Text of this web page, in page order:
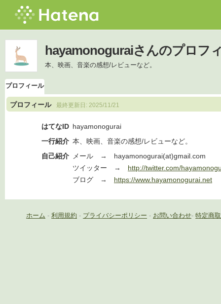
hayamonoguraiさんのプロフ
本、映画、音楽の感想/レビューなど。
プロフィール
プロフィール 最終更新日: 2025/11/21
はてなID hayamonogurai
一行紹介 本、映画、音楽の感想/レビューなど。
自己紹介 メール → hayamonogurai(at)gmail.com
ツイッター → http://twitter.com/
ブログ → https://www.hayamonogurai.net
ホーム - 利用規約 - プライバシーポリシー - お問い合わせ- 特定商